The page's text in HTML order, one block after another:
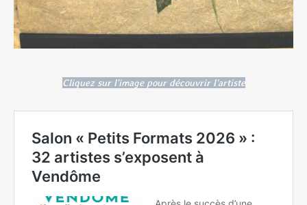
Cliquez sur l'image pour découvrir l'artiste